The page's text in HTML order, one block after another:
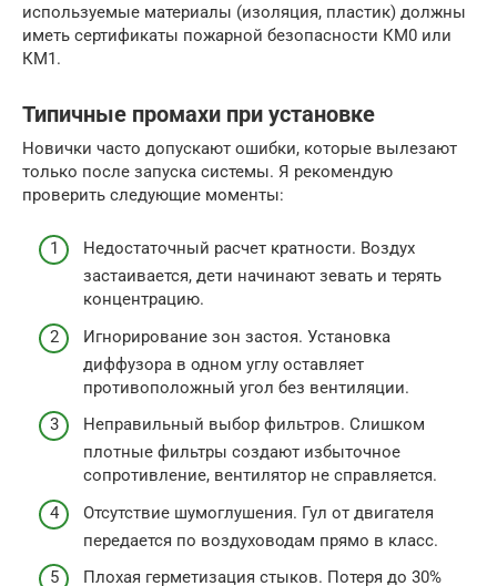
используемые материалы (изоляция, пластик) должны
иметь сертификаты пожарной безопасности КМ0 или
КМ1.
Типичные промахи при установке
Новички часто допускают ошибки, которые вылезают
только после запуска системы. Я рекомендую
проверить следующие моменты:
Недостаточный расчет кратности. Воздух
застаивается, дети начинают зевать и терять
концентрацию.
Игнорирование зон застоя. Установка
диффузора в одном углу оставляет
противоположный угол без вентиляции.
Неправильный выбор фильтров. Слишком
плотные фильтры создают избыточное
сопротивление, вентилятор не справляется.
Отсутствие шумоглушения. Гул от двигателя
передается по воздуховодам прямо в класс.
Плохая герметизация стыков. Потеря до 30%